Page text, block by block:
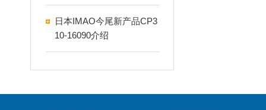
日本IMAO今尾新产品CP3
10-16090介绍